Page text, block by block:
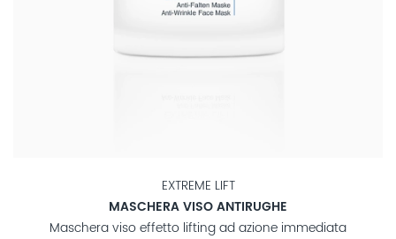
EXTREME LIFT
MASCHERA VISO ANTIRUGHE
Maschera viso effetto lifting ad azione immediata